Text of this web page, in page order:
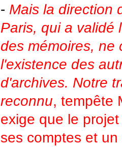
- Mais la direction
Paris, qui a validé
des mémoires, ne
l'existence des
d'archives. Notre
reconnu, tempête
exige que le
ses comptes et